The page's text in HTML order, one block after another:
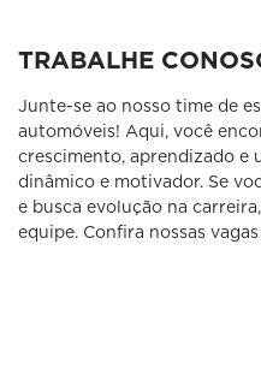
TRABALHE
Junte-se ao nosso time de
automóveis! Aqui, você
crescimento, aprendizado e
dinâmico e motivador. Se
e busca evolução na
equipe. Confira nossas